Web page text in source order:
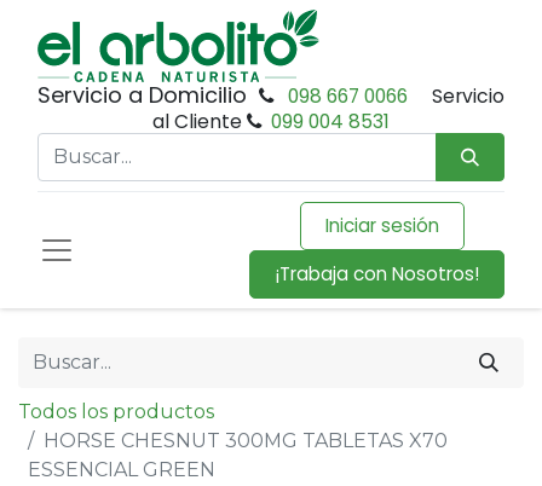
Servicio a Domicilio 098 667 0066
Servicio
al Cliente
099 004 8531
Iniciar sesión
¡Trabaja con Nosotros!
Todos los productos
HORSE CHESNUT 300MG TABLETAS X70
ESSENCIAL GREEN